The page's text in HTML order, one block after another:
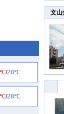
/28℃
/28℃
文山